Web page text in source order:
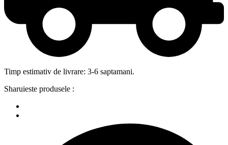
Timp estimativ de livrare: 3-6 saptamani.
Sharuieste produsele :